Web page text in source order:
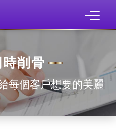
削骨
每個客戶想要的美麗